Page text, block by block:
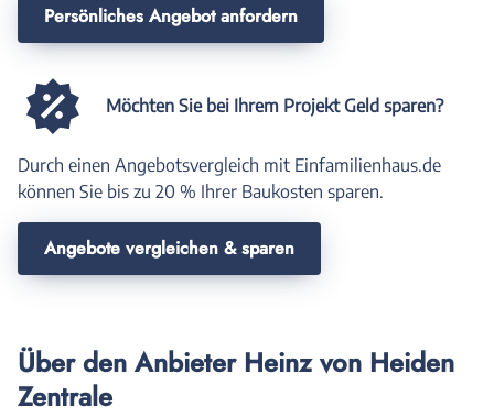
Persönliches Angebot anfordern
Möchten Sie bei Ihrem Projekt Geld sparen?
Durch einen Angebotsvergleich mit Einfamilienhaus.de
können Sie bis zu 20 % Ihrer Baukosten sparen.
Angebote vergleichen & sparen
Über den Anbieter Heinz von Heiden
Zentrale